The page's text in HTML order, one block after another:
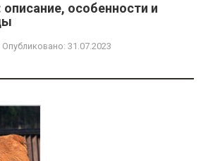
особенности и
Опубликовано: 31.07.2023